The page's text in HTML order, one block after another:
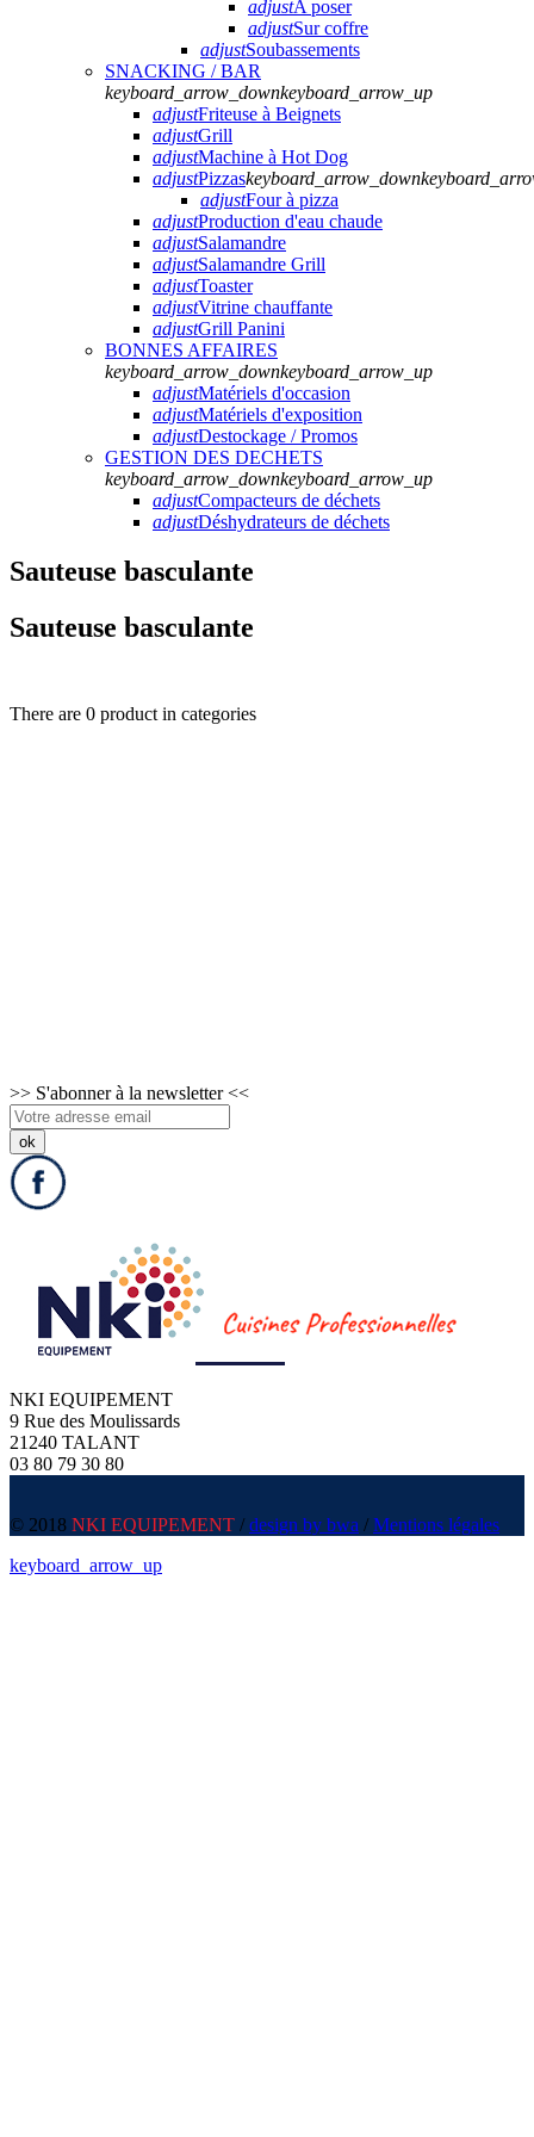
adjustA poser
adjustSur coffre
adjustSoubassements
SNACKING / BAR
keyboard_arrow_downkeyboard_arrow_up
adjustFriteuse à Beignets
adjustGrill
adjustMachine à Hot Dog
adjustPizzaskeyboard_arrow_down
adjustFour à pizza
adjustProduction d'eau chaude
adjustSalamandre
adjustSalamandre Grill
adjustToaster
adjustVitrine chauffante
adjustGrill Panini
BONNES AFFAIRES
keyboard_arrow_downkeyboard_arrow_up
adjustMatériels d'occasion
adjustMatériels d'exposition
adjustDestockage / Promos
GESTION DES DECHETS
keyboard_arrow_downkeyboard_arrow_up
adjustCompacteurs de déchets
adjustDéshydrateurs de déchets
Sauteuse basculante
Sauteuse basculante
There are 0 product in categories
>> S'abonner à la newsletter<<
NKI EQUIPEMENT
9 Rue des Moulissards
21240 TALANT
03 80 79 30 80
© 2018 NKI EQUIPEMENT / design by bwa / Mentions légales
keyboard_arrow_up